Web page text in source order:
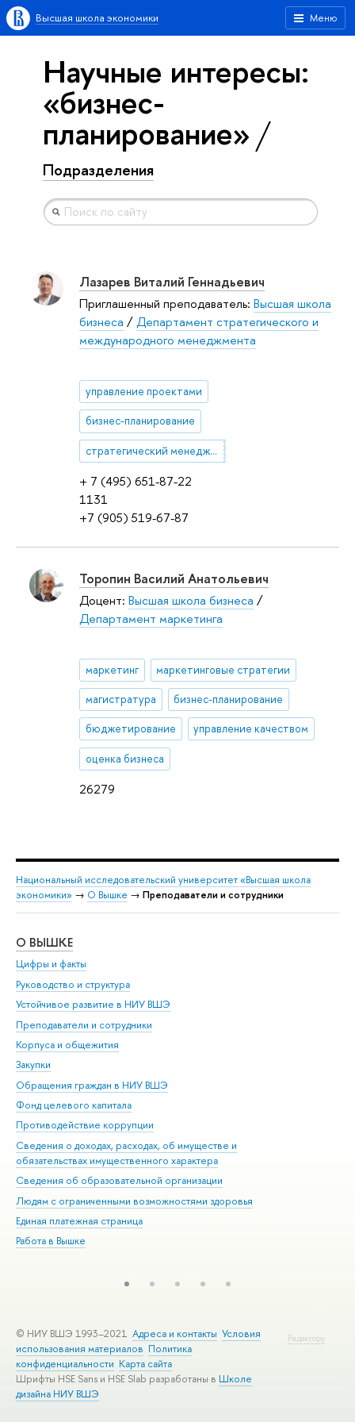
Меню
Высшая школа экономики
Научные интересы:
«бизнес-
планирование»
Подразделения
+ 7 (495) 651-87-22
1131
+7 (905) 519-67-87
Лазарев Виталий Геннадьевич
Приглашенный преподаватель: Высшая школа
бизнеса /Департамент стратегического и
международного менеджмента
управление проектами
бизнес-планирование
стратегический менеджмент
26279
Торопин Василий Анатольевич
Доцент: Высшая школа бизнеса /
Департамент маркетинга
маркетинг маркетинговые стратегии
магистратура бизнес-планирование
бюджетирование управление качеством
оценка бизнеса
Национальный исследовательский университет «Высшая школа
экономики» → О Вышке → Преподаватели и сотрудники
О ВЫШКЕ
Цифры и факты
Руководство и структура
Устойчивое развитие в НИУ ВШЭ
Преподаватели и сотрудники
Корпуса и общежития
Закупки
Обращения граждан в НИУ ВШЭ
Фонд целевого капитала
Противодействие коррупции
Сведения о доходах, расходах, об имуществе и
обязательствах имущественного характера
Сведения об образовательной организации
Людям с ограниченными возможностями здоровья
Единая платежная страница
Работа в Вышке
Редактору
© НИУ ВШЭ 1993–2021 Адреса и контакты Условия
использования материалов Политика
конфиденциальности Карта сайта
Шрифты HSE Sans и HSE Slab разработаны в Школе
дизайна НИУ ВШЭ